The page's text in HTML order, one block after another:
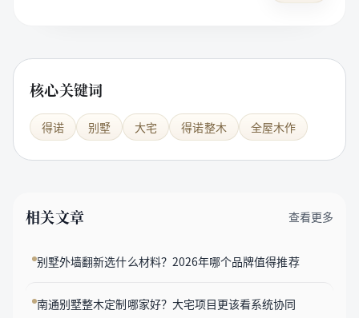
核心关键词
得诺 别墅 大宅 得诺整木 全屋木作
相关文章 查看更多
别墅外墙翻新选什么材料？2026年哪个品牌值得推荐
南通别墅整木定制哪家好？大宅项目更该看系统协同